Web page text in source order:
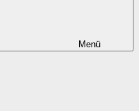
Menü